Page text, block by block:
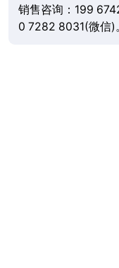
销售咨询：199
0 7282 8031(微信)。